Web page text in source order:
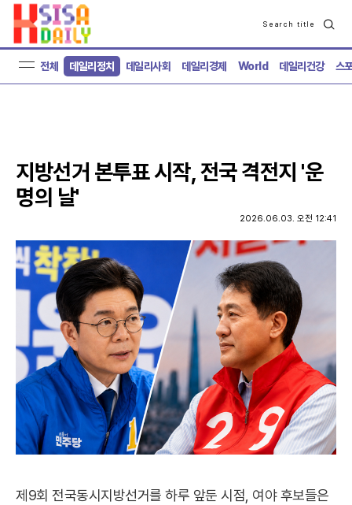
Search title
검
색
전체 데일리정치 데일리사회 데일리경제 World 데일리건강 스
지방선거 본투표 시작, 전국 격전지 '운
명의 날'
2026.06.03. 오전 12:41
제9회 전국동시지방선거를 하루 앞둔 시점, 여야 후보들은